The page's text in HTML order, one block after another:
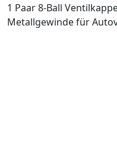
1 Paar 8-Ball
Metallgewinde für